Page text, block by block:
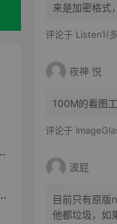
来是加密格式
评论于 Listen1(
夜神 悦
100M的看图
评论于 ImageGlass(
波屁
目前只有原版
他都垃圾，如